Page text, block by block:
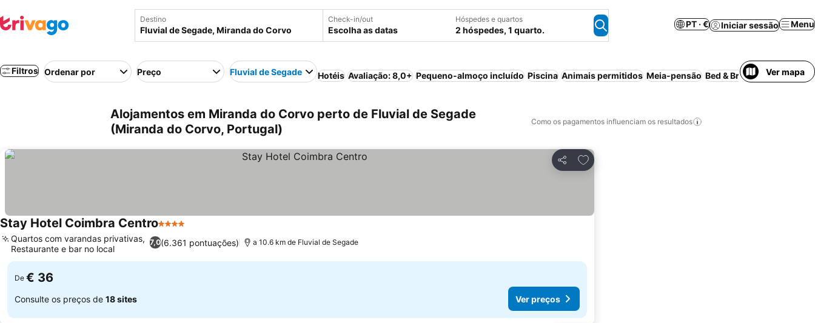
Destino Check-in/out
Escolha as datas
Hóspedes e quartos
2 hóspedes, 1 quarto.
PT · € Iniciar sessão Menu
Filtros Ordenar por Preço Fluvial de Segade Hotéis Avaliação: 8,0+ Pequeno-almoço incluído Piscina Animais permitidos Meia-pensão Bed & Breakfast Casa de
Ver mapa
Alojamentos em Miranda do Corvo perto de Fluvial de Segade
(Miranda do Corvo, Portugal)
Como os pagamentos influenciam os resultados
Partilhar
Adicionar aos favoritos
Stay Hotel Coimbra Centro4 Estrelas
7,0(6.361 pontuações)
Quartos com varandas privativas,
Restaurante e bar no local
a 10.6 km de Fluvial de Segade
De € 36
Consulte os preços de 18 sites Ver preços